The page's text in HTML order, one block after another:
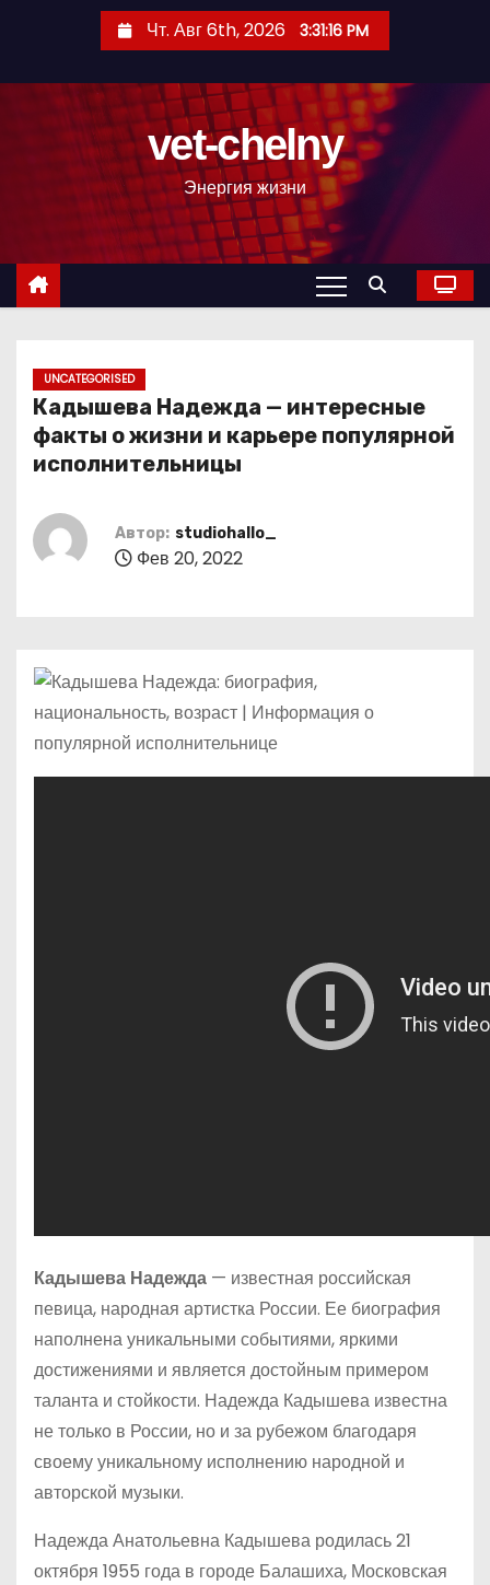
с
Чт. Авг 6th, 2026 3:31:17 PM
vet-chelny
Энергия жизни
UNCATEGORISED
Кадышева Надежда — интересные
факты о жизни и карьере популярной
исполнительницы
Автор: studiohallo_
Фев 20, 2022
Кадышева Надежда — известная российская
певица, народная артистка России. Ее биография
наполнена уникальными событиями, яркими
достижениями и является достойным примером
таланта и стойкости. Надежда Кадышева известна
не только в России, но и за рубежом благодаря
своему уникальному исполнению народной и
авторской музыки.
Надежда Анатольевна Кадышева родилась 21
октября 1955 года в городе Балашиха, Московская